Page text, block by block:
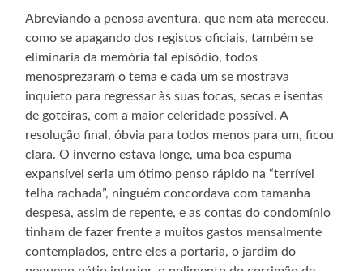
Abreviando a penosa aventura, que nem ata mereceu,
como se apagando dos registos oficiais, também se
eliminaria da memória tal episódio, todos
menosprezaram o tema e cada um se mostrava
inquieto para regressar às suas tocas, secas e isentas
de goteiras, com a maior celeridade possível. A
resolução final, óbvia para todos menos para um, ficou
clara. O inverno estava longe, uma boa espuma
expansível seria um ótimo penso rápido na “terrível
telha rachada”, ninguém concordava com tamanha
despesa, assim de repente, e as contas do condomínio
tinham de fazer frente a muitos gastos mensalmente
contemplados, entre eles a portaria, o jardim do